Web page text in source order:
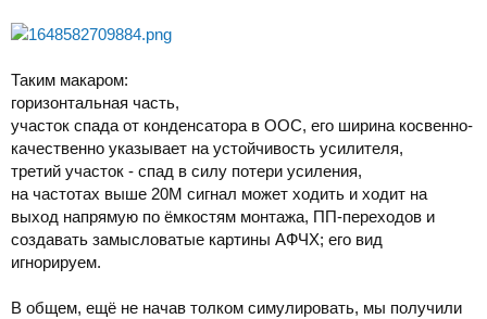
Таким макаром:
горизонтальная часть,
участок спада от конденсатора в ООС, его ширина косвенно-
качественно указывает на устойчивость усилителя,
третий участок - спад в силу потери усиления,
на частотах выше 20М сигнал может ходить и ходит на
выход напрямую по ёмкостям монтажа, ПП-переходов и
создавать замысловатые картины АФЧХ; его вид
игнорируем.
В общем, ещё не начав толком симулировать, мы получили